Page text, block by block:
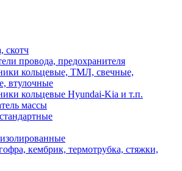
скотч
провода, предохранителя
кольцевые, ТМЛ, свечные,
втулочные
кольцевые Hyundai-Kia и т.п.
массы
кембрик, термотрубка, стяжки,